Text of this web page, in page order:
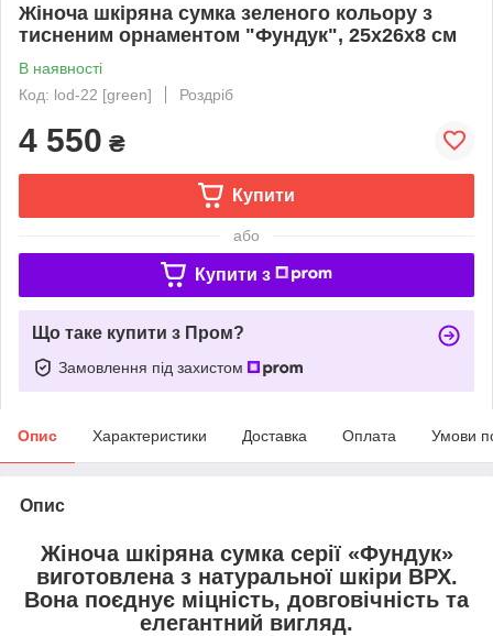
Жіноча шкіряна сумка зеленого кольору з
тисненим орнаментом "Фундук", 25х26х8 см
В наявності
Код: lod-22 [green]
Роздріб
4 550 ₴
Купити
або
Купити з
Що таке купити з Пром?
Замовлення під захистом
Опис Характеристики Доставка Оплата Умови
Опис
Жіноча шкіряна сумка серії «Фундук»
виготовлена з натуральної шкіри ВРХ.
Вона поєднує міцність, довговічність та
елегантний вигляд.